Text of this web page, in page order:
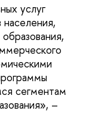
услуг
сегментам
–